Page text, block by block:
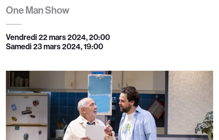
One Man Show
Vendredi 22 mars 2024, 20:00
Samedi 23 mars 2024, 19:00